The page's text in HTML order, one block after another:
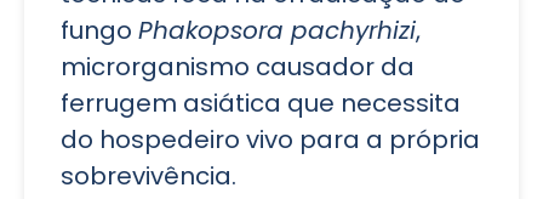
fungo Phakopsora pachyrhizi,
microrganismo causador da
ferrugem asiática que necessita
do hospedeiro vivo para a própria
sobrevivência.